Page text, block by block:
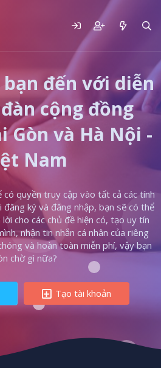
đến với diễn
cộng đồng
Gòn và Hà Nội -
Nam
có quyền truy cập vào tất cả các tính
đăng ký và đăng nhập, bạn sẽ có thể
cho các chủ đề hiện có, tạo uy tín
nhận tin nhắn cá nhân của riêng
và hoàn toàn miễn phí, vậy bạn
chờ gì nữa?
Tạo tài khoản